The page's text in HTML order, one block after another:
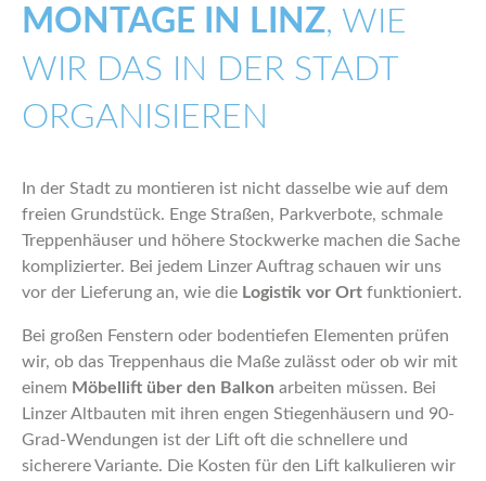
MONTAGE IN LINZ, WIE
WIR DAS IN DER STADT
ORGANISIEREN
In der Stadt zu montieren ist nicht dasselbe wie auf dem
freien Grundstück. Enge Straßen, Parkverbote, schmale
Treppenhäuser und höhere Stockwerke machen die Sache
komplizierter. Bei jedem Linzer Auftrag schauen wir uns
vor der Lieferung an, wie die Logistik vor Ort funktioniert.
Bei großen Fenstern oder bodentiefen Elementen prüfen
wir, ob das Treppenhaus die Maße zulässt oder ob wir mit
einem Möbellift über den Balkon arbeiten müssen. Bei
Linzer Altbauten mit ihren engen Stiegenhäusern und 90-
Grad-Wendungen ist der Lift oft die schnellere und
sicherere Variante. Die Kosten für den Lift kalkulieren wir